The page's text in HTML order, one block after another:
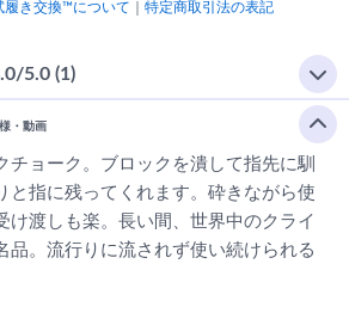
履き交換™について 特定商取引法の表記
/5.0 (1)
・動画
チョーク。ブロックを潰して指先に馴
と指に残ってくれます。砕きながら使
け渡しも楽。長い間、世界中のクライ
品。流行りに流されず使い続けられる